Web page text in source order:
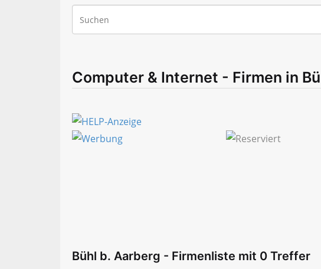
Computer & Internet - Firmen in
Bühl b. Aarberg - Firmenliste mit 0 Treffer